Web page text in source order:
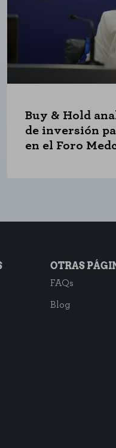
Buy & Hold
de inversión
en el Foro
OTRAS
FAQs
Blog